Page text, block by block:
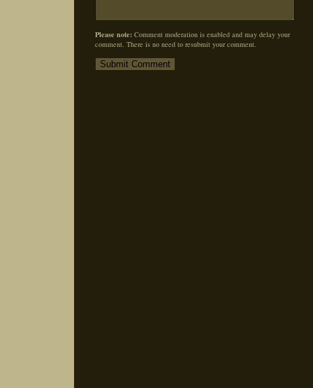
Please note: Comment moderation is enabled and may delay your
comment. There is no need to resubmit your comment.